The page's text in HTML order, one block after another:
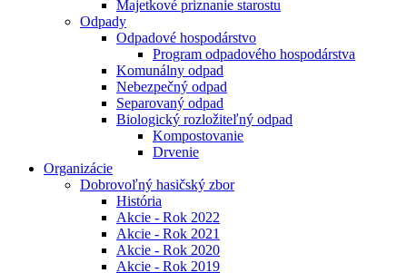
Majetkové priznanie starostu
Odpady
Odpadové hospodárstvo
Program odpadového hospodárstva
Komunálny odpad
Nebezpečný odpad
Separovaný odpad
Biologický rozložiteľný odpad
Kompostovanie
Drvenie
Organizácie
Dobrovoľný hasičský zbor
História
Akcie - Rok 2022
Akcie - Rok 2021
Akcie - Rok 2020
Akcie - Rok 2019